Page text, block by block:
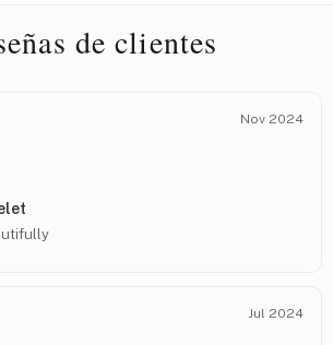
de clientes
Nov 2024
Jul 2024